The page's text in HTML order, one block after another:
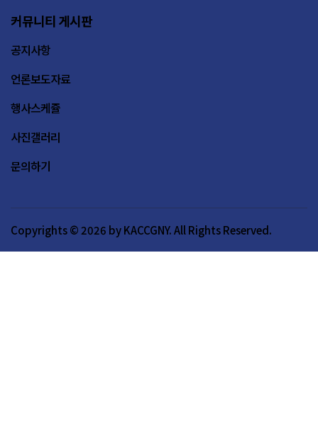
커뮤니티 게시판
공지사항
언론보도자료
행사스케쥴
사진갤러리
문의하기
Copyrights © 2026 by KACCGNY. All Rights Reserved.